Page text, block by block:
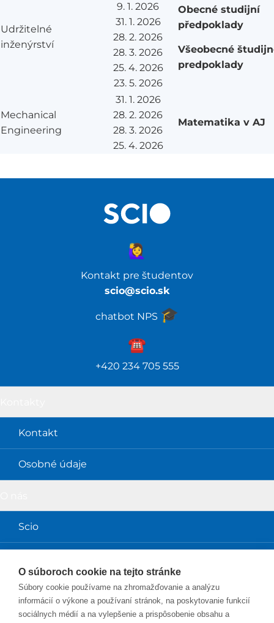
Udržitelné
inženýrství
9. 1. 2026
31. 1. 2026
28. 2. 2026
28. 3. 2026
25. 4. 2026
23. 5. 2026
Obecné studijní
předpoklady
Všeobecné
predpoklady
Mechanical
Engineering
31. 1. 2026
28. 2. 2026
28. 3. 2026
25. 4. 2026
Matematika v AJ
Kontakt pre študentov
scio@scio.sk
chatbot NPS 🎓️
🙋‍♀️
☎️️
+420 234 705 555
Kontakt
Osobné údaje
Scio
Magazín a prednášky
Magazín Perpetuum
O súboroch cookie na tejto stránke
Súbory cookie používame na zhromažďovanie a analýzu
informácií o výkone a používaní stránok, na poskytovanie funkcií
sociálnych médií a na vylepšenie a prispôsobenie obsahu a